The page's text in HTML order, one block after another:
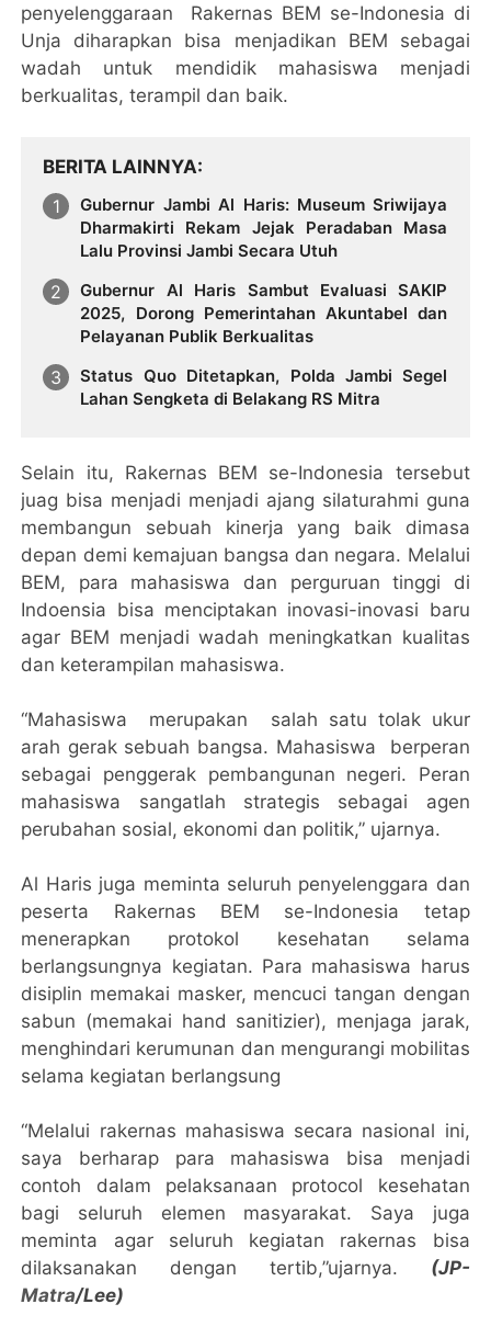
penyelenggaraan Rakernas BEM se-Indonesia di
Unja diharapkan bisa menjadikan BEM sebagai
wadah untuk mendidik mahasiswa menjadi
berkualitas, terampil dan baik.
BERITA LAINNYA
Gubernur Jambi Al Haris: Museum Sriwijaya
Dharmakirti Rekam Jejak Peradaban Masa
Lalu Provinsi Jambi Secara Utuh
Gubernur Al Haris Sambut Evaluasi SAKIP
2025, Dorong Pemerintahan Akuntabel dan
Pelayanan Publik Berkualitas
Status Quo Ditetapkan, Polda Jambi Segel
Lahan Sengketa di Belakang RS Mitra
Selain itu, Rakernas BEM se-Indonesia tersebut
juag bisa menjadi menjadi ajang silaturahmi guna
membangun sebuah kinerja yang baik dimasa
depan demi kemajuan bangsa dan negara. Melalui
BEM, para mahasiswa dan perguruan tinggi di
Indoensia bisa menciptakan inovasi-inovasi baru
agar BEM menjadi wadah meningkatkan kualitas
dan keterampilan mahasiswa.
“Mahasiswa merupakan salah satu tolak ukur
arah gerak sebuah bangsa. Mahasiswa berperan
sebagai penggerak pembangunan negeri. Peran
mahasiswa sangatlah strategis sebagai agen
perubahan sosial, ekonomi dan politik,” ujarnya.
Al Haris juga meminta seluruh penyelenggara dan
peserta Rakernas BEM se-Indonesia tetap
menerapkan protokol kesehatan selama
berlangsungnya kegiatan. Para mahasiswa harus
disiplin memakai masker, mencuci tangan dengan
sabun (memakai hand sanitizier), menjaga jarak,
menghindari kerumunan dan mengurangi mobilitas
selama kegiatan berlangsung
“Melalui rakernas mahasiswa secara nasional ini,
saya berharap para mahasiswa bisa menjadi
contoh dalam pelaksanaan protocol kesehatan
bagi seluruh elemen masyarakat. Saya juga
meminta agar seluruh kegiatan rakernas bisa
dilaksanakan dengan tertib,”ujarnya. (JP-
Matra/Lee)